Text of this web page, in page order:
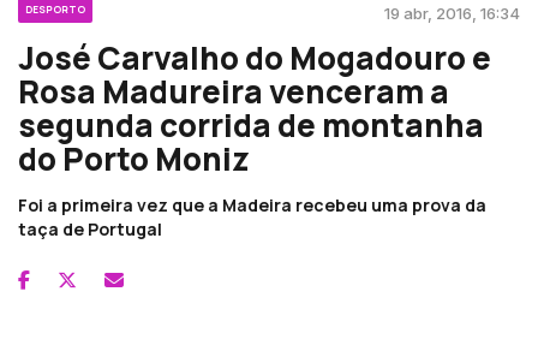
DESPORTO 19 abr, 2016, 16:34
José Carvalho do Mogadouro e
Rosa Madureira venceram a
segunda corrida de montanha
do Porto Moniz
Foi a primeira vez que a Madeira recebeu uma prova da
taça de Portugal